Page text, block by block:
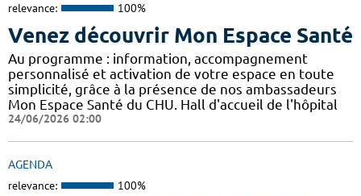
relevance: 100%
Venez découvrir Mon Espace Santé
Au programme : information, accompagnement
personnalisé et activation de votre espace en toute
simplicité, grâce à la présence de nos ambassadeurs
Mon Espace Santé du CHU. Hall d'accueil de l'hôpital
24/06/2026 02:00
AGENDA
relevance: 100%